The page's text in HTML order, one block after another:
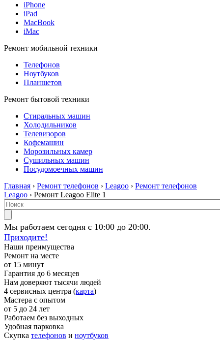
iPhone
iPad
MacBook
iMac
Ремонт мобильной техники
Телефонов
Ноутбуков
Планшетов
Ремонт бытовой техники
Стиральных машин
Холодильников
Телевизоров
Кофемашин
Морозильных камер
Сушильных машин
Посудомоечных машин
Главная › Ремонт телефонов › Leagoo › Ремонт телефонов
Leagoo › Ремонт Leagoo Elite 1
Мы работаем сегодня с 10:00 до 20:00.
Приходите!
Наши преимущества
Ремонт на месте
от 15 минут
Гарантия до 6 месяцев
Нам доверяют тысячи людей
4 сервисных центра (карта)
Мастера с опытом
от 5 до 24 лет
Работаем без выходных
Удобная парковка
Скупка телефонов и ноутбуков